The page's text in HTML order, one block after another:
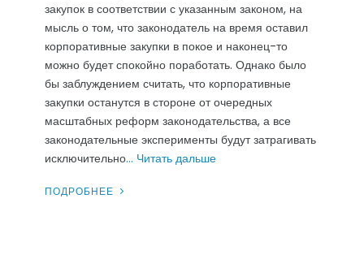
закупок в соответствии с указанным законом, на
мысль о том, что законодатель на время оставил
корпоративные закупки в покое и наконец-то
можно будет спокойно поработать. Однако было
бы заблуждением считать, что корпоративные
закупки останутся в стороне от очередных
масштабных реформ законодательства, а все
законодательные эксперименты будут затрагивать
исключительно… Читать дальше
ПОДРОБНЕЕ